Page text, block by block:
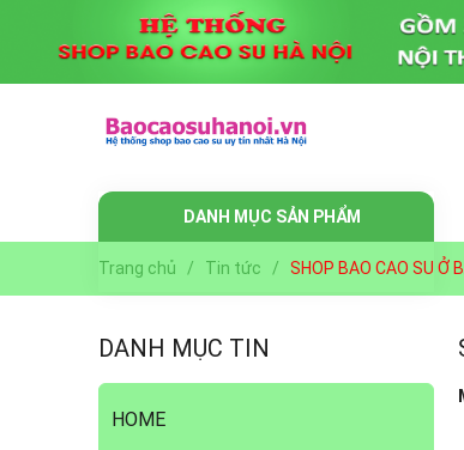
DANH MỤC SẢN PHẨM
Trang chủ / Tin tức / SHOP BAO CAO SU Ở
DANH MỤC TIN
HOME